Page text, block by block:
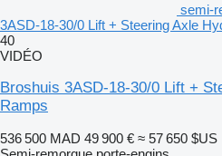
semi-
3ASD-18-30/0 Lift + Steering Axle
40
VIDÉO
Broshuis 3ASD-18-30/0 Lift +
Ramps
536 500 MAD 49 900 € ≈ 57 650 $US